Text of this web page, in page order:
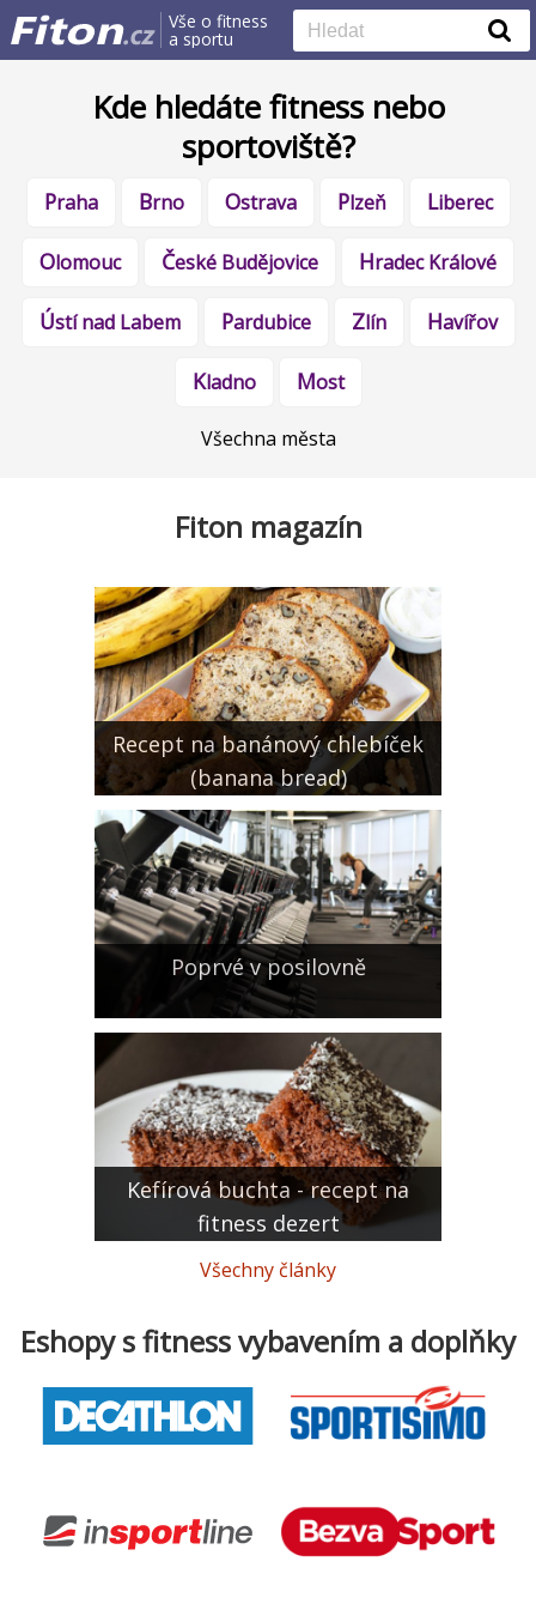
Vše o fitness
a sportu
Kde hledáte fitness nebo
sportoviště?
Praha Brno Ostrava Plzeň Liberec
Olomouc České Budějovice Hradec Králové
Ústí nad Labem Pardubice Zlín Havířov
Kladno Most
Všechna města
Fiton magazín
Recept na banánový chlebíček
(banana bread)
Poprvé v posilovně
Kefírová buchta - recept na
fitness dezert
Všechny články
Eshopy s fitness vybavením a doplňky